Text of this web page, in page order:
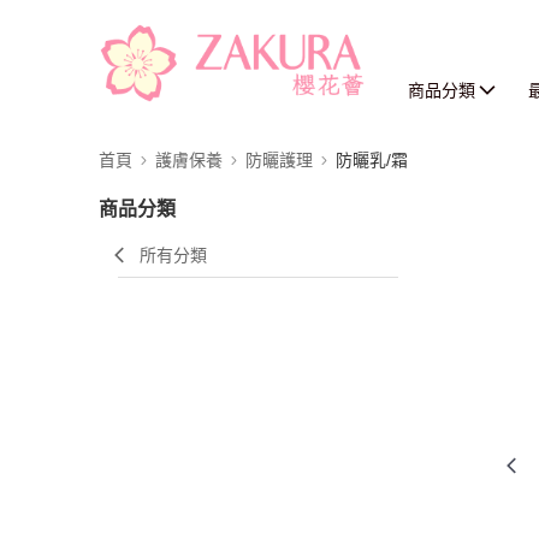
商品分類
首頁 護膚保養 防曬護理 防曬乳/霜
商品分類
所有分類